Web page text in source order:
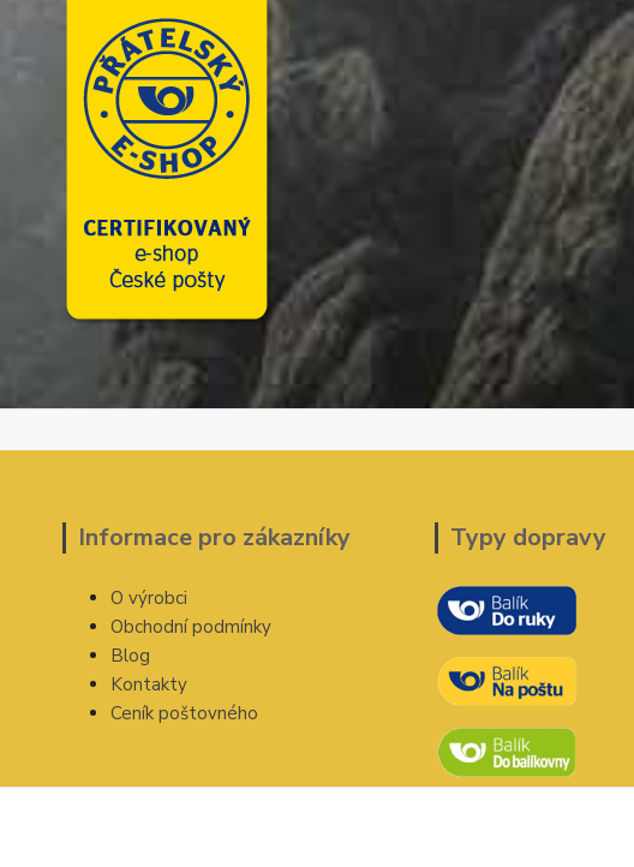
Informace pro zákazníky
O výrobci
Obchodní podmínky
Blog
Kontakty
Ceník poštovného
Typy dopravy